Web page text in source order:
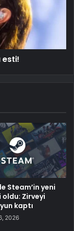
esti!
Steam’in yeni
oldu: Zirveyi
kaptı
2026